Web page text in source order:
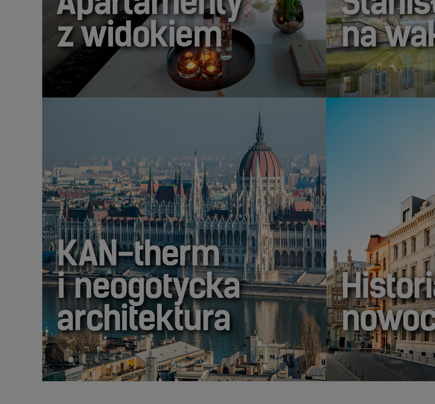
APARTAMENTY Z WIDOKIEM
HISTORIA I NOWOCZESNOŚĆ. ŁAZIENKI
PARLAMENT NA WĘGRZECH
HISTORIA LUBI
HISTORIA I NOWOCZESNOŚĆ.